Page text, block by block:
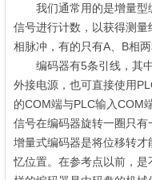
我们通常用的是增量型编
信号进行计数，以获得测
相脉冲，有的只有A、B相
编码器有5条引线，其中
外接电源，也可直接使用
的COM端与PLC输入COM
信号在编码器旋转一圈只有
增量式编码器是将位移转
忆位置。在参考点以前，